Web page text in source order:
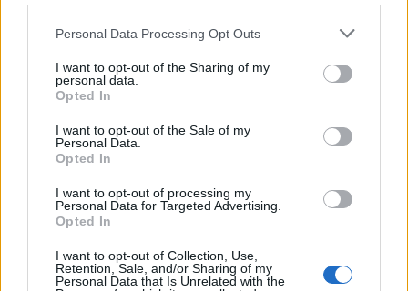
Personal Data Processing Opt Outs
I want to opt-out of the Sharing of my
personal data.
Opted In
I want to opt-out of the Sale of my
Personal Data.
Opted In
I want to opt-out of processing my
Personal Data for Targeted Advertising.
Opted In
I want to opt-out of Collection, Use,
Retention, Sale, and/or Sharing of my
Personal Data that Is Unrelated with the
Park je rozdělen na 5 části. První je otevřena hned, další
4 je potřeba buď zakoupit za krejcary kliknutím na
Přehled jednotlivých částí:
1. část: dostaneme automaticky a získáme 46
míst
2. část: zakoupíme za 8 000 Kr a získáme 21
3. část: zakoupíme za 20 000 Kr a získáme 12
míst
míst
5. část: zakoupíme za 65 000 Kr a získáme 58